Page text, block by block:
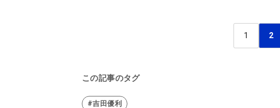
1 2
この記事のタグ
#吉田優利